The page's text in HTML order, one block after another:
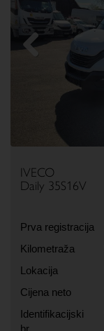
IVECO
Daily 35S16V
Prva registracija
Kilometraža
Lokacija
Cijena neto
Identifikacijski